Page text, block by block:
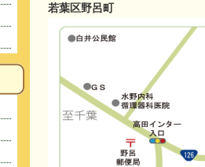
若葉区野呂町